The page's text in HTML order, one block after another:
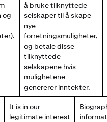
og
å bruke tilknyttede
selskaper til å skape
nye
forretningsmuligheter,
og betale disse
tilknyttede
selskapene hvis
mulighetene
genererer inntekter.
It is in our
legitimate interest